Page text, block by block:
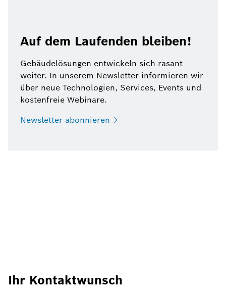
Auf dem Laufenden bleiben!
Gebäudelösungen entwickeln sich rasant
weiter. In unserem Newsletter informieren wir
über neue Technologien, Services, Events und
kostenfreie Webinare.
Newsletter abonnieren
Ihr Kontaktwunsch